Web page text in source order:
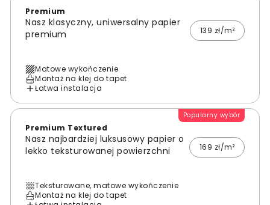
Premium
Nasz klasyczny, uniwersalny papier
premium
139 zł/m²
Matowe wykończenie
Montaż na klej do tapet
Łatwa instalacja
Popularny wybór
Premium Textured
Nasz najbardziej luksusowy papier o
lekko teksturowanej powierzchni
169 zł/m²
Teksturowane, matowe wykończenie
Montaż na klej do tapet